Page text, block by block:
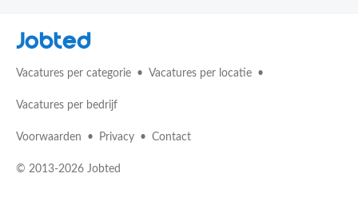
Jobted
Vacatures per categorie Vacatures per locatie
Vacatures per bedrijf
Voorwaarden Privacy Contact
© 2013-2026 Jobted